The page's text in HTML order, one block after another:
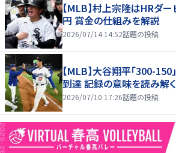
【MLB】村上宗隆はHRダ
円 賞金の仕組みを解説
2026/07/14 14:52話題の投稿
【MLB】大谷翔平「300-
到達 記録の意味を読み解く
2026/07/10 17:26話題の投稿